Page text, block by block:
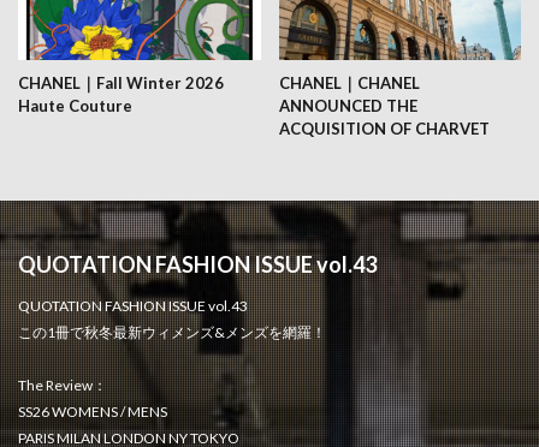
CHANEL｜Fall Winter 2026
Haute Couture
CHANEL｜CHANEL
ANNOUNCED THE
ACQUISITION OF CHARVET
QUOTATION FASHION ISSUE vol.43
QUOTATION FASHION ISSUE vol.43
この1冊で秋冬最新ウィメンズ&メンズを網羅！
The Review：
SS26 WOMENS / MENS
PARIS MILAN LONDON NY TOKYO